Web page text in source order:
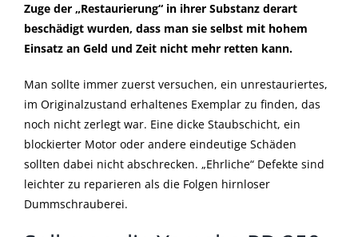
Zuge der „Restaurierung“ in ihrer Substanz derart
beschädigt wurden, dass man sie selbst mit hohem
Einsatz an Geld und Zeit nicht mehr retten kann.
Man sollte immer zuerst versuchen, ein unrestauriertes,
im Originalzustand erhaltenes Exemplar zu finden, das
noch nicht zerlegt war. Eine dicke Staubschicht, ein
blockierter Motor oder andere eindeutige Schäden
sollten dabei nicht abschrecken. „Ehrliche“ Defekte sind
leichter zu reparieren als die Folgen hirnloser
Dummschrauberei.